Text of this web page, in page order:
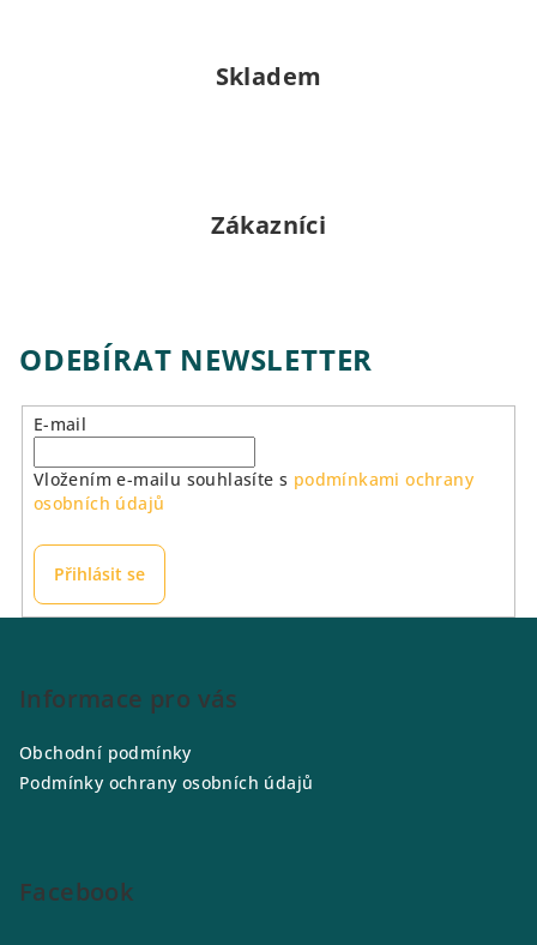
v
ý
Skladem
Zákazníci
ODEBÍRAT NEWSLETTER
E-mail
Vložením e-mailu souhlasíte s podmínkami ochrany
osobních údajů
Přihlásit se
Informace pro vás
Obchodní podmínky
Podmínky ochrany osobních údajů
Facebook